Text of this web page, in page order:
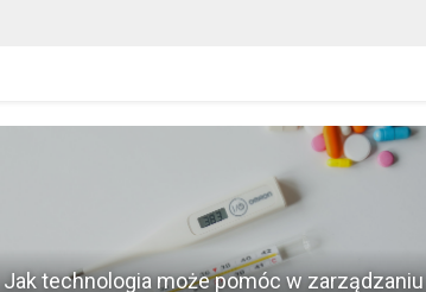
Jak technologia może pomóc w zarządzaniu